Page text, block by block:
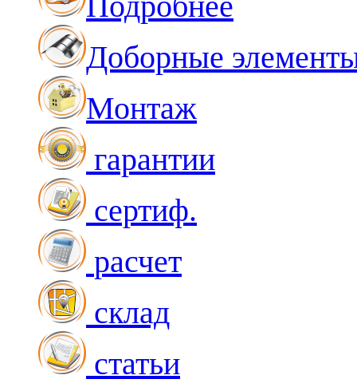
Доборные
Монтаж
гарантии
сертиф.
расчет
склад
статьи